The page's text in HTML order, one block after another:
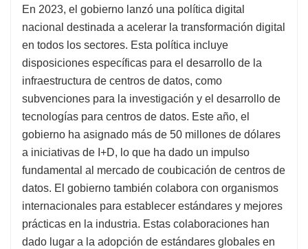
En 2023, el gobierno lanzó una política digital
nacional destinada a acelerar la transformación digital
en todos los sectores. Esta política incluye
disposiciones específicas para el desarrollo de la
infraestructura de centros de datos, como
subvenciones para la investigación y el desarrollo de
tecnologías para centros de datos. Este año, el
gobierno ha asignado más de 50 millones de dólares
a iniciativas de I+D, lo que ha dado un impulso
fundamental al mercado de coubicación de centros de
datos. El gobierno también colabora con organismos
internacionales para establecer estándares y mejores
prácticas en la industria. Estas colaboraciones han
dado lugar a la adopción de estándares globales en